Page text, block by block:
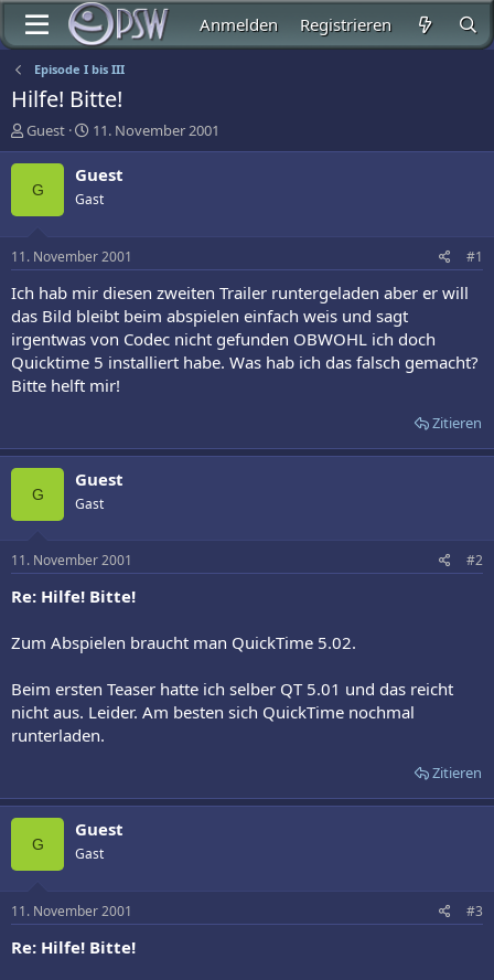
Anmelden Registrieren
Episode I bis III
Hilfe! Bitte!
E
r
s
e
r
Guest
E
r
s
e
t
a
m
11. November 2001
G
Guest
Gast
11. November 2001 #1
Ich hab mir diesen zweiten Trailer runtergeladen aber er will
das Bild bleibt beim abspielen einfach weis und sagt
irgentwas von Codec nicht gefunden OBWOHL ich doch
Quicktime 5 installiert habe. Was hab ich das falsch gemacht?
Bitte helft mir!
Zitieren
G
Guest
Gast
11. November 2001 #2
Re: Hilfe! Bitte!
Zum Abspielen braucht man QuickTime 5.02.
Beim ersten Teaser hatte ich selber QT 5.01 und das reicht
nicht aus. Leider. Am besten sich QuickTime nochmal
runterladen.
Zitieren
G
Guest
Gast
11. November 2001 #3
Re: Hilfe! Bitte!